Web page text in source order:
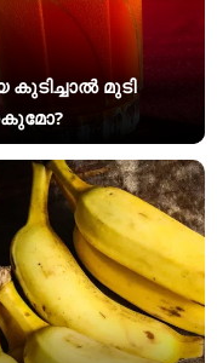
കുടിച്ചാൽ മുടി